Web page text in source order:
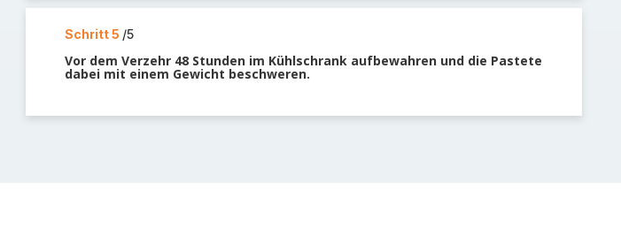
Schritt 5 /5
Vor dem Verzehr 48 Stunden im Kühlschrank aufbewahren und die Pastete
dabei mit einem Gewicht beschweren.